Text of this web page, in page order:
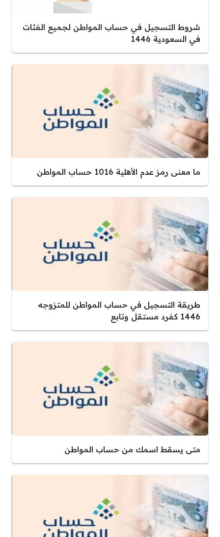
شروط التسجيل في حساب المواطن لجميع الفئات
في السعودية 1446
ما معنى رمز عدم الأهلية 1016 حساب المواطن
طريقة التسجيل في حساب المواطن للمتزوجه
1446 كفرد مستقل وتابع
متى يسقط اسمك من حساب المواطن